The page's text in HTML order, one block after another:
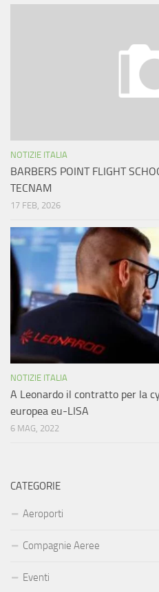
NOTIZIE ITALIA
BARBERS POINT FLIGHT
TECNAM
17 FEB, 2026
NOTIZIE ITALIA
A Leonardo il contratto per la
europea eu-LISA
6 MAG, 2022
CATEGORIE
Aeroporti
Compagnie Aeree
Eventi